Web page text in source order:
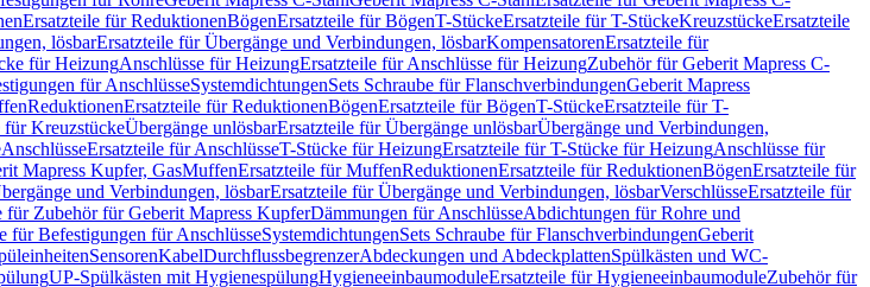
Ersatzteile für ReduktionenBögenErsatzteile für BögenT-StückeErsatzteile für T-StückeKreuzstückeErsatzteile
lösbarErsatzteile für Übergänge und Verbindungen, lösbarKompensatorenErsatzteile für
für HeizungAnschlüsse für HeizungErsatzteile für Anschlüsse für HeizungZubehör für Geberit Mapress C-
für AnschlüsseSystemdichtungenSets Schraube für FlanschverbindungenGeberit Mapress
ReduktionenErsatzteile für ReduktionenBögenErsatzteile für BögenT-StückeErsatzteile für T-
für KreuzstückeÜbergänge unlösbarErsatzteile für Übergänge unlösbarÜbergänge und Verbindungen,
AnschlüsseErsatzteile für AnschlüsseT-Stücke für HeizungErsatzteile für T-Stücke für HeizungAnschlüsse für
Mapress Kupfer, GasMuffenErsatzteile für MuffenReduktionenErsatzteile für ReduktionenBögenErsatzteile für
und Verbindungen, lösbarErsatzteile für Übergänge und Verbindungen, lösbarVerschlüsseErsatzteile für
für Zubehör für Geberit Mapress KupferDämmungen für AnschlüsseAbdichtungen für Rohre und
für Befestigungen für AnschlüsseSystemdichtungenSets Schraube für FlanschverbindungenGeberit
SensorenKabelDurchflussbegrenzerAbdeckungen und AbdeckplattenSpülkästen und WC-
UP-Spülkästen mit HygienespülungHygieneeinbaumoduleErsatzteile für HygieneeinbaumoduleZubehör für